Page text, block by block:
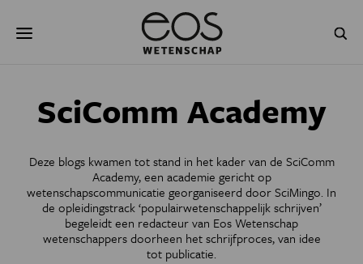
naar
GEZONDHEID RUIMTE
NATUURWETENSCHAPPEN GESCHIEDENIS
PSYCHE & BREIN BLOGS
PODCAST AGENDA
SciComm Academy
Deze blogs kwamen tot stand in het kader van de SciComm
Academy, een academie gericht op
wetenschapscommunicatie georganiseerd doorSciMingo. In
de opleidingstrack‘populairwetenschappelijk schrijven’
begeleidt een redacteur van Eos Wetenschap
wetenschappers doorheen het schrijfproces, van idee
tot publicatie.